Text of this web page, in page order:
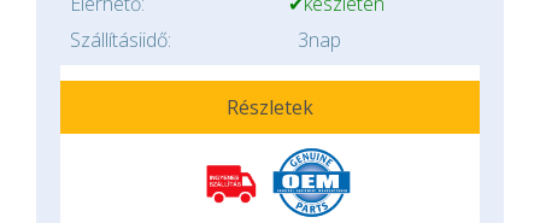
Szállításiidő:
3nap
Részletek